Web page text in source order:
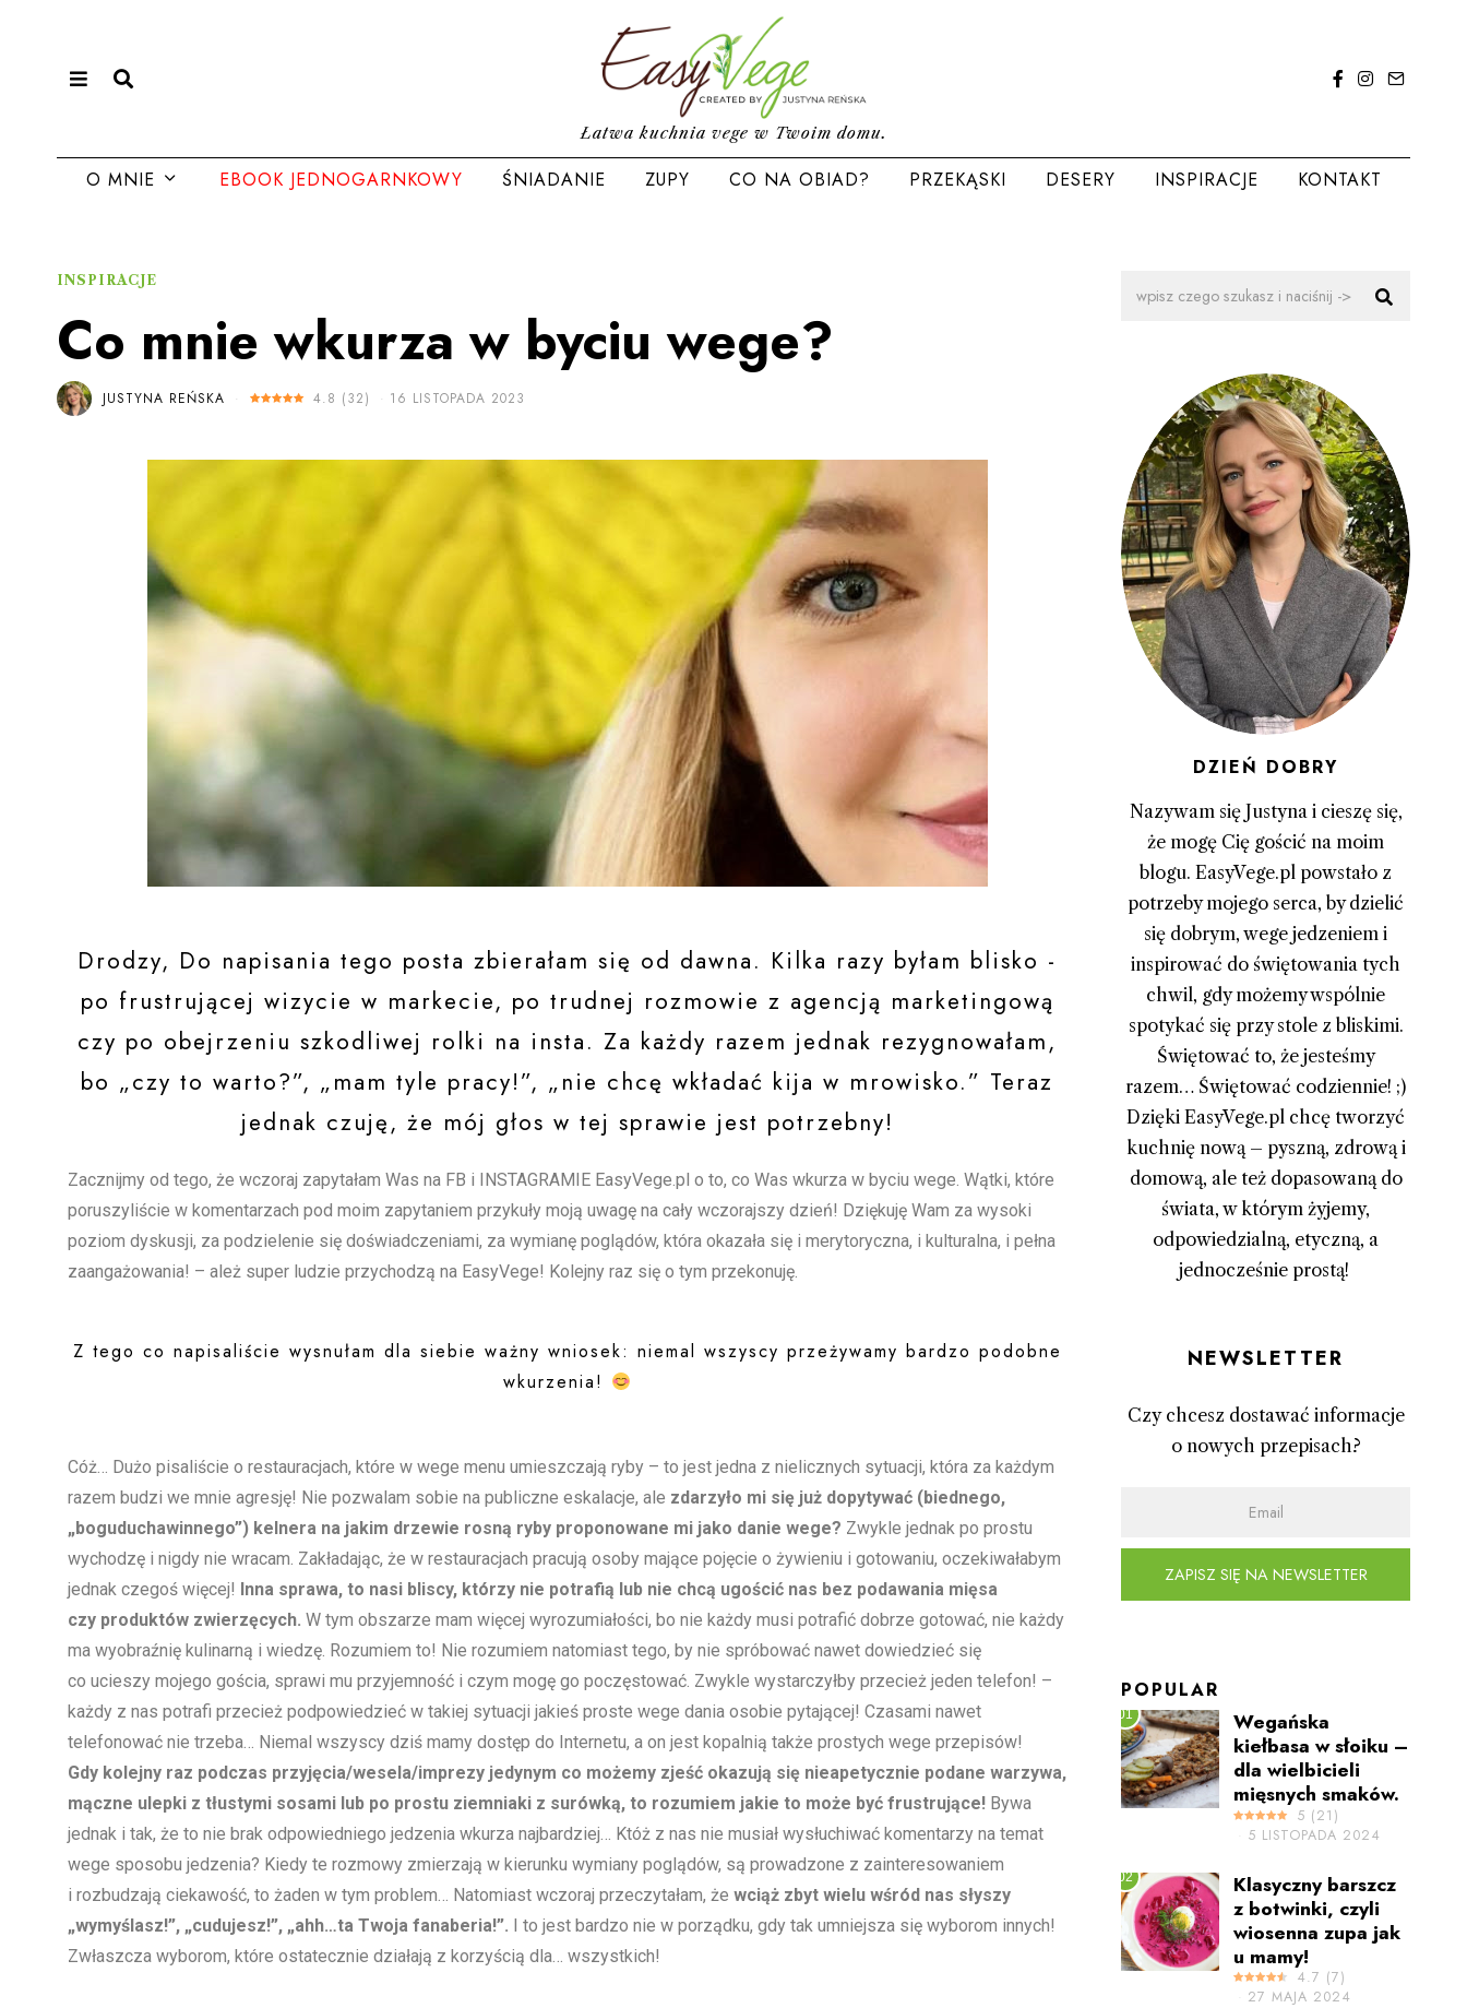
Łatwa kuchnia vege w Twoim domu.
O MNIE EBOOK JEDNOGARNKOWY ŚNIADANIE ZUPY CO NA OBIAD? PRZEKĄSKI DESERY INSPIRACJE KONTAKT
INSPIRACJE
Co mnie wkurza w byciu wege?
JUSTYNA REŃSKA 4.8 (32) 16 LISTOPADA 2023
Drodzy, Do napisania tego posta zbierałam się od dawna. Kilka razy byłam blisko -
po frustrującej wizycie w markecie, po trudnej rozmowie z agencją marketingową
czy po obejrzeniu szkodliwej rolki na insta. Za każdy razem jednak rezygnowałam,
bo „czy to warto?”, „mam tyle pracy!”, „nie chcę wkładać kija w mrowisko.” Teraz
jednak czuję, że mój głos w tej sprawie jest potrzebny!
Zacznijmy od tego, że wczoraj zapytałam Was na FB i INSTAGRAMIE EasyVege.pl o to, co Was wkurza w byciu wege. Wątki, które
poruszyliście w komentarzach pod moim zapytaniem przykuły moją uwagę na cały wczorajszy dzień! Dziękuję Wam za wysoki
poziom dyskusji, za podzielenie się doświadczeniami, za wymianę poglądów, która okazała się i merytoryczna, i kulturalna, i pełna
zaangażowania! – ależ super ludzie przychodzą na EasyVege! Kolejny raz się o tym przekonuję.
Z tego co napisaliście wysnułam dla siebie ważny wniosek: niemal wszyscy przeżywamy bardzo podobne
wkurzenia!
Cóż… Dużo pisaliście o restauracjach, które w wege menu umieszczają ryby – to jest jedna z nielicznych sytuacji, która za każdym
razem budzi we mnie agresję! Nie pozwalam sobie na publiczne eskalacje, ale zdarzyło mi się już dopytywać (biednego,
„boguduchawinnego”) kelnera na jakim drzewie rosną ryby proponowane mi jako danie wege? Zwykle jednak po prostu
wychodzę i nigdy nie wracam. Zakładając, że w restauracjach pracują osoby mające pojęcie o żywieniu i gotowaniu, oczekiwałabym
jednak czegoś więcej! Inna sprawa, to nasi bliscy, którzy nie potrafią lub nie chcą ugościć nas bez podawania mięsa
czy produktów zwierzęcych. W tym obszarze mam więcej wyrozumiałości, bo nie każdy musi potrafić dobrze gotować, nie każdy
ma wyobraźnię kulinarną i wiedzę. Rozumiem to! Nie rozumiem natomiast tego, by nie spróbować nawet dowiedzieć się
co ucieszy mojego gościa, sprawi mu przyjemność i czym mogę go poczęstować. Zwykle wystarczyłby przecież jeden telefon! –
każdy z nas potrafi przecież podpowiedzieć w takiej sytuacji jakieś proste wege dania osobie pytającej! Czasami nawet
telefonować nie trzeba… Niemal wszyscy dziś mamy dostęp do Internetu, a on jest kopalnią także prostych wege przepisów!
Gdy kolejny raz podczas przyjęcia/wesela/imprezy jedynym co możemy zjeść okazują się nieapetycznie podane warzywa,
mączne ulepki z tłustymi sosami lub po prostu ziemniaki z surówką, to rozumiem jakie to może być frustrujące! Bywa
jednak i tak, że to nie brak odpowiedniego jedzenia wkurza najbardziej… Któż z nas nie musiał wysłuchiwać komentarzy na temat
wege sposobu jedzenia? Kiedy te rozmowy zmierzają w kierunku wymiany poglądów, są prowadzone z zainteresowaniem
i rozbudzają ciekawość, to żaden w tym problem… Natomiast wczoraj przeczytałam, że wciąż zbyt wielu wśród nas słyszy
„wymyślasz!”, „cudujesz!”, „ahh…ta Twoja fanaberia!”. I to jest bardzo nie w porządku, gdy tak umniejsza się wyborom innych!
Zwłaszcza wyborom, które ostatecznie działają z korzyścią dla… wszystkich!
DZIEŃ DOBRY
Nazywam się Justyna i cieszę się,
że mogę Cię gościć na moim
blogu. EasyVege.pl powstało z
potrzeby mojego serca, by dzielić
się dobrym, wege jedzeniem i
inspirować do świętowania tych
chwil, gdy możemy wspólnie
spotykać się przy stole z bliskimi.
Świętować to, że jesteśmy
razem… Świętować codziennie! ;)
Dzięki EasyVege.pl chcę tworzyć
kuchnię nową – pyszną, zdrową i
domową, ale też dopasowaną do
świata, w którym żyjemy,
odpowiedzialną, etyczną, a
jednocześnie prostą!
Newsletter
Czy chcesz dostawać informacje
o nowych przepisach?
ZAPISZ SIĘ NA NEWSLETTER
POPULAR
01
Wegańska
kiełbasa w słoiku –
dla wielbicieli
mięsnych smaków.
5 (21 )
5 LISTOPADA 2024
02
Klasyczny barszcz
z botwinki, czyli
wiosenna zupa jak
u mamy!
4.7 (7)
27 MAJA 2024